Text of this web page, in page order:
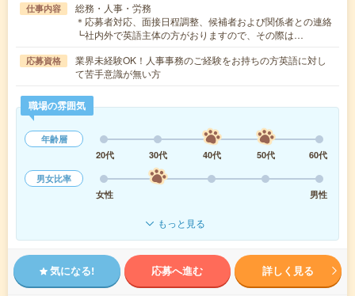
仕事内容
総務・人事・労務
＊応募者対応、面接日程調整、候補者および関係者との連絡
┗社内外で英語主体の方がおりますので、その際は…
応募資格
業界未経験OK！人事事務のご経験をお持ちの方英語に対し
て苦手意識が無い方
職場の雰囲気
年齢層
20代
30代 40代 50代
60代
男女比率
女性
男性
もっと見る
気になる! 応募へ進む 詳しく見る